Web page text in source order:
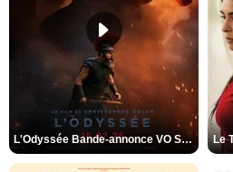
L'Odyssée Bande-annonce VO STFR Le